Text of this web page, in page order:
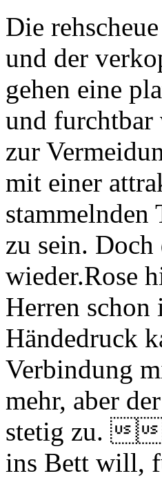
Die
und der
gehen eine
und
zur
mit einer
stammelnden
zu sein.
wieder.Rose
Herren schon
Händedruck
Verbindung
mehr, aber
stetig zu.
ins Bett will,